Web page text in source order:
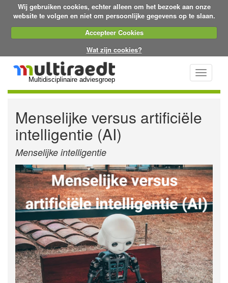
Wij gebruiken cookies, echter alleen om het bezoek aan onze
website te volgen en niet om persoonlijke gegevens op te slaan.
Accepteer Cookies
Wat zijn cookies?
Multidisciplinaire adviesgroep
Toggle
Menselijke versus artificiële
intelligentie (AI)
Menselijke intelligentie